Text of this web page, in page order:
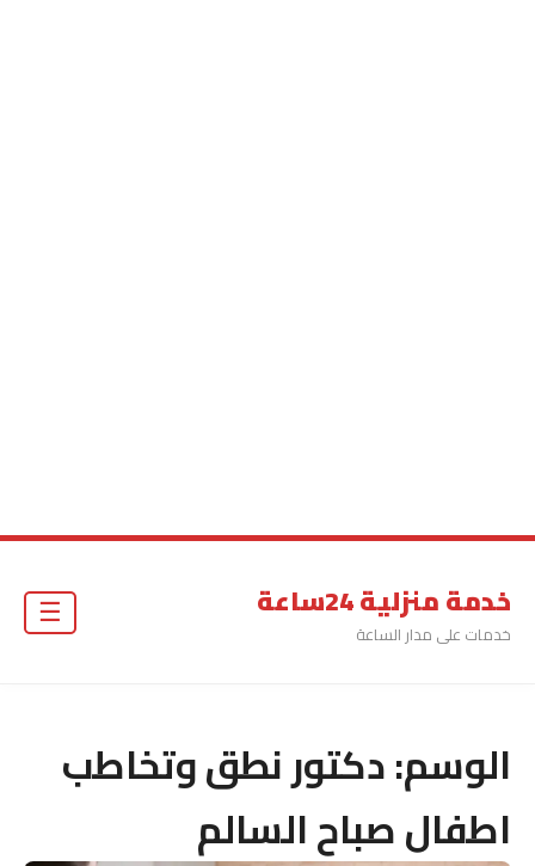
خدمة منزلية 24ساعة
خدمات على مدار الساعة
☰
الوسم:دكتور نطق وتخاطب
اطفال صباح السالم